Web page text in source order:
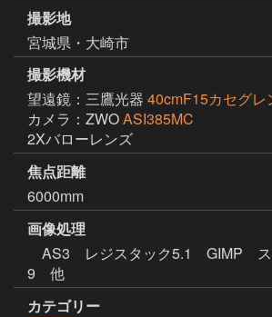
撮影地
宮城県・大崎市
撮影機材
望遠鏡：三鷹光器 40cmF15カセグレ
カメラ：ZWOASI385MC
2Xバローレンズ
焦点距離
6000mm
画像処理
AS3　レジスタック5.1　GIMP　
9　他
カテゴリー